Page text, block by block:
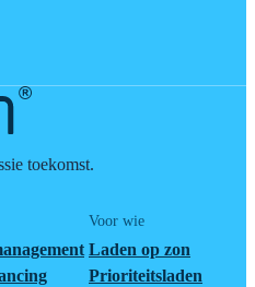
toekomst.
Voor wie
Laden op zon
Prioriteitsladen